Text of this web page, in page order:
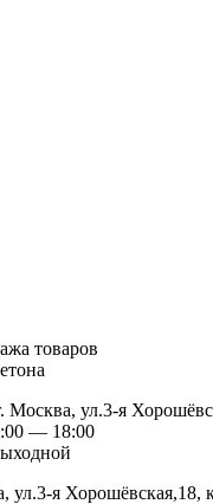
товаров
Москва, ул.3-я
— 18:00
ул.3-я Хорошёвская,18,